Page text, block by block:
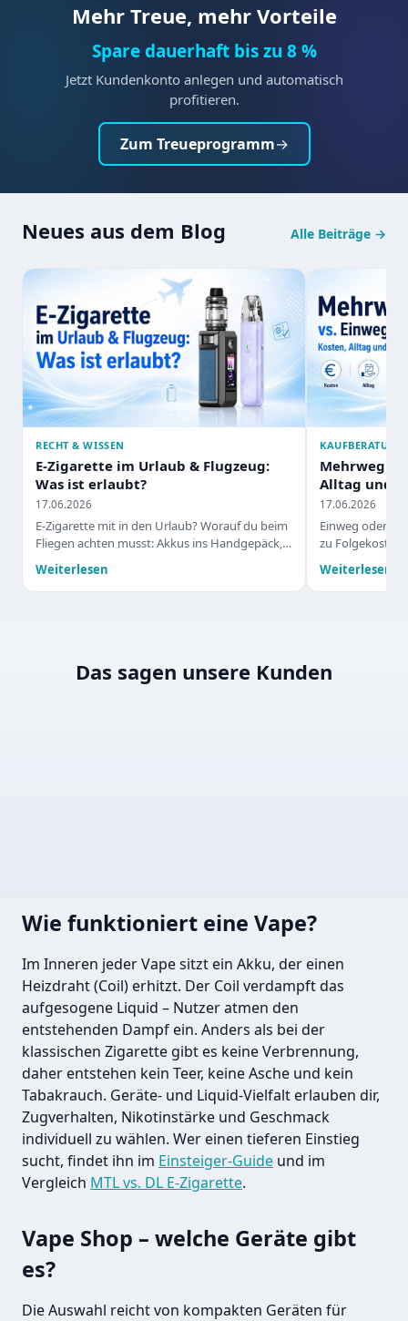
Mehr Treue, mehr Vorteile
Spare dauerhaft bis zu 8 %
Jetzt Kundenkonto anlegen und automatisch
profitieren.
Zum Treueprogramm
Neues aus dem Blog Alle Beiträge →
RECHT & WISSEN
E-Zigarette im Urlaub & Flugzeug:
Was ist erlaubt?
17.06.2026
E-Zigarette mit in den Urlaub? Worauf du beim
Fliegen achten musst: Akkus ins Handgepäck,
Liquids nach der 100-ml-Regel und die
Vorschriften im Zielland.
Weiterlesen
Mehrweg
Alltag und
17.06.2026
Einweg oder
zu
warum
punkten.
Weiterlesen
Das sagen unsere Kunden
Wie funktioniert eine Vape?
Im Inneren jeder Vape sitzt ein Akku, der einen
Heizdraht (Coil) erhitzt. Der Coil verdampft das
aufgesogene Liquid – Nutzer atmen den
entstehenden Dampf ein. Anders als bei der
klassischen Zigarette gibt es keine Verbrennung,
daher entstehen kein Teer, keine Asche und kein
Tabakrauch. Geräte- und Liquid-Vielfalt erlauben dir,
Zugverhalten, Nikotinstärke und Geschmack
individuell zu wählen. Wer einen tieferen Einstieg
sucht, findet ihn im Einsteiger-Guide und im
Vergleich MTL vs. DL E-Zigarette.
Vape Shop – welche Geräte gibt
es?
Die Auswahl reicht von kompakten Geräten für